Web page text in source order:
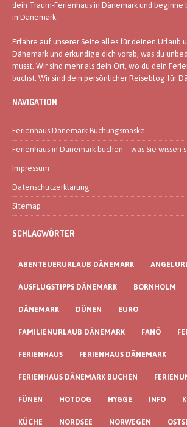
dein Traum-Ferienhaus in Dänemark und beginne
in Dänemark.
Erfahre auf unserer Seite alles für deinen Urlaub
Dänemark und erkundige dich vorab, was du
musst. Wir sind mehr als dein Ort, wo du dein
buchst. Wir sind dein persönlicher Reiseblog für
NAVIGATION
Ferienhaus Dänemark Buchungsmaske
Ferienhaus in Dänemark buchen – was Sie wissen
Impressum
Datenschutzerklärung
Sitemap
SCHLAGWÖRTER
ABENTEUERURLAUB DÄNEMARK
AUSFLUGSTIPPS DÄNEMARK BORNHOLM
DÄNEMARK DÜNEN EURO
FAMILIENURLAUB DÄNEMARK FANÖ
FERIENHAUS FERIENHAUS DÄNEMARK
FERIENHAUS DÄNEMARK BUCHEN
FÜNEN HOTDOG HYGGE INFO
KÜCHE NORDSEE NORWEGEN